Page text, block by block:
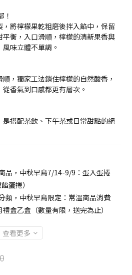
！
將檸檬果乾粗磨後拌入餡中，保留
衡，入口滑順，檸檬的清新果香與
味立體不單調。
，獨家工法鎖住檸檬的自然酸香，
香氣到口感都更有層次。
搭配茶飲、下午茶或日常甜點的絕
品，中秋早鳥7/14-9/9：蛋入蛋捲
蛋捲）
類，中秋早鳥限定：常溫商品消費
盒乙盒（數量有限，送完為止）
查看更多